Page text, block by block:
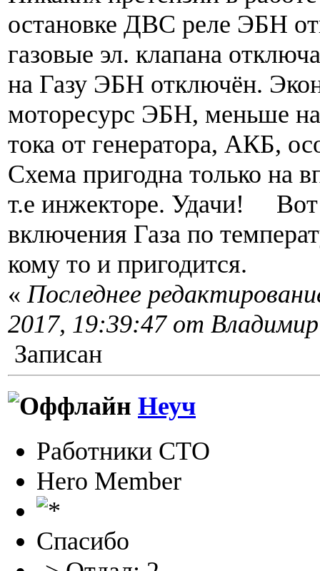
остановке ДВС реле ЭБН
газовые эл. клапана
на Газу ЭБН отключён.
моторесурс ЭБН, меньше
тока от генератора, АКБ,
Схема пригодна только на
т.е инжекторе. Удачи! Вот
включения Газа по
кому то и пригодится.
« Последнее
2017, 19:39:47 от Владимир
Записан
Неуч
Работники СТО
Hero Member
Спасибо